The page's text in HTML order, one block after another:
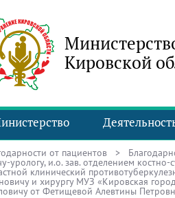
Кировской
от пациентов >
урологу, и.о. зав. отделением
клинический
и хирургу МУЗ «Кировская
от Фетищевой Алевтины